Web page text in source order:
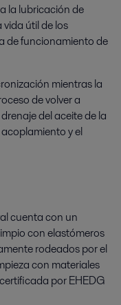
la lubricación de
útil de los
de funcionamiento de
mientras la
de volver a
del aceite de la
y el
cuenta con un
con elastómeros
rodeados por el
con materiales
por EHEDG